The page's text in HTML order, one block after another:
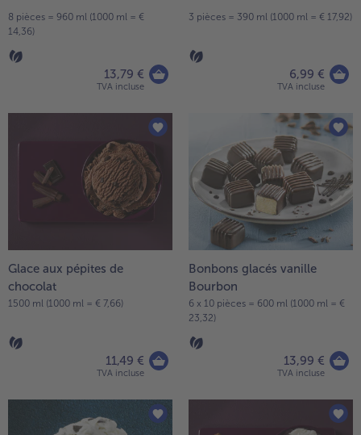
8 pièces = 960 ml (1000 ml = €
14,36)
13,79 €
TVA incluse
3 pièces = 390 ml (1000 ml = € 17,92)
6,99 €
TVA incluse
Glace aux pépites de
chocolat
1500 ml (1000 ml = € 7,66)
11,49 €
TVA incluse
Bonbons glacés vanille
Bourbon
6 x 10 pièces = 600 ml (1000 ml = €
23,32)
13,99 €
TVA incluse